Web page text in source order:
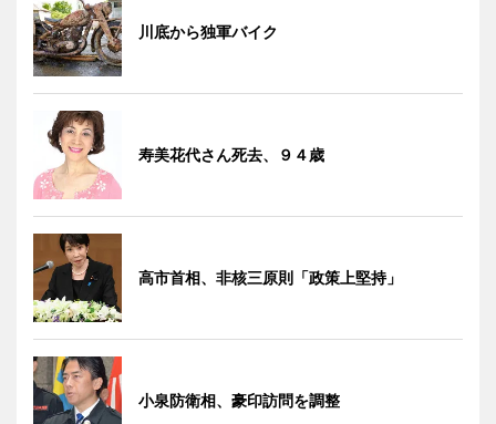
川底から独軍バイク
寿美花代さん死去、９４歳
高市首相、非核三原則「政策上堅持」
小泉防衛相、豪印訪問を調整